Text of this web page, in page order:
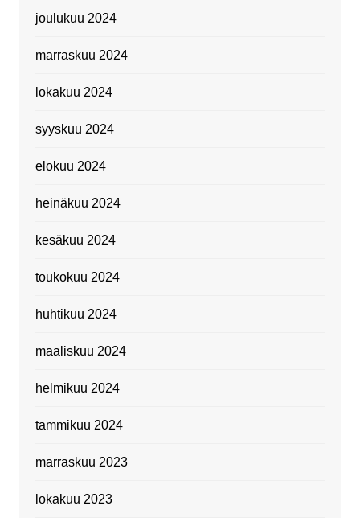
joulukuu 2024
marraskuu 2024
lokakuu 2024
syyskuu 2024
elokuu 2024
heinäkuu 2024
kesäkuu 2024
toukokuu 2024
huhtikuu 2024
maaliskuu 2024
helmikuu 2024
tammikuu 2024
marraskuu 2023
lokakuu 2023